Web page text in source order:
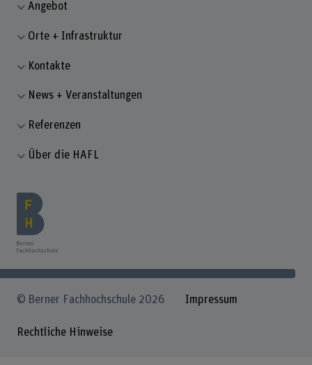
Angebot
Orte + Infrastruktur
Kontakte
News + Veranstaltungen
Referenzen
Über die HAFL
© Berner Fachhochschule 2026 Impressum
Rechtliche Hinweise